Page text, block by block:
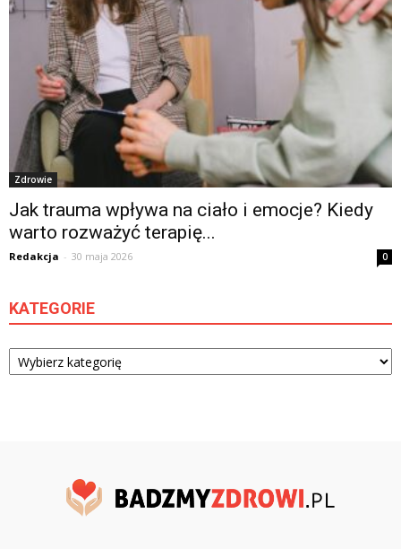
Zdrowie
Jak trauma wpływa na ciało i emocje? Kiedy
warto rozważyć terapię...
Redakcja - 30 maja 2026 0
KATEGORIE
Kategorie